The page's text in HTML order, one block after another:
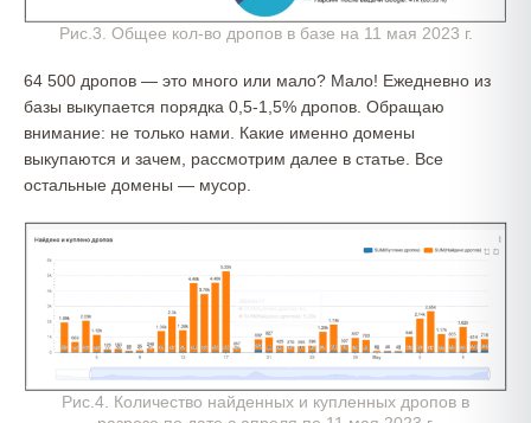
Рис.3. Общее кол-во дропов в базе на 11 мая 2023 г.
64 500 дропов — это много или мало? Мало! Ежедневно из
базы выкупается порядка 0,5-1,5% дропов. Обращаю
внимание: не только нами. Какие именно домены
выкупаются и зачем, рассмотрим далее в статье. Все
остальные домены — мусор.
Рис.4. Количество найденных и купленных дропов в